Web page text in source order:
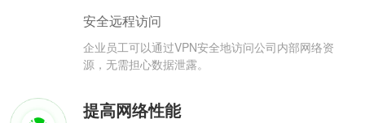
安全远程访问
企业员工可以通过VPN安全地访问公司内部网络资
源，无需担心数据泄露。
提高网络性能